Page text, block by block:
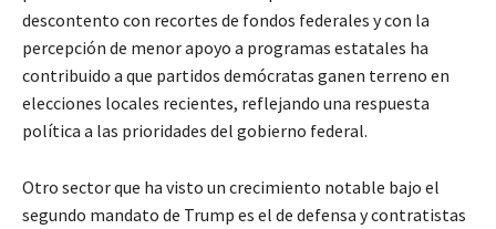
descontento con recortes de fondos federales y con la
percepción de menor apoyo a programas estatales ha
contribuido a que partidos demócratas ganen terreno en
elecciones locales recientes, reflejando una respuesta
política a las prioridades del gobierno federal.
Otro sector que ha visto un crecimiento notable bajo el
segundo mandato de Trump es el de defensa y contratistas